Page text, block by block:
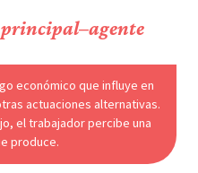
principal–agente
económico que influye en
actuaciones alternativas.
el trabajador percibe una
produce.